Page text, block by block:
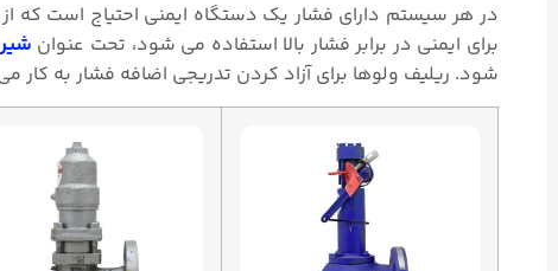
در هر سیستم دارای فشار یک دستگاه ایمنی احتیاج است که
برای ایمنی در برابر فشار بالا استفاده می شود، تحت عنوان
شود. ریلیف ولوها برای آزاد کردن تدریجی اضافه فشار به کار